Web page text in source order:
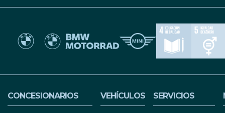
CONCESIONARIOS VEHÍCULOS SERVICIOS